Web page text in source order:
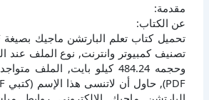
مقدمة:
عن الكتاب:
وحجمه 484.24 كيلو بايت, الملف